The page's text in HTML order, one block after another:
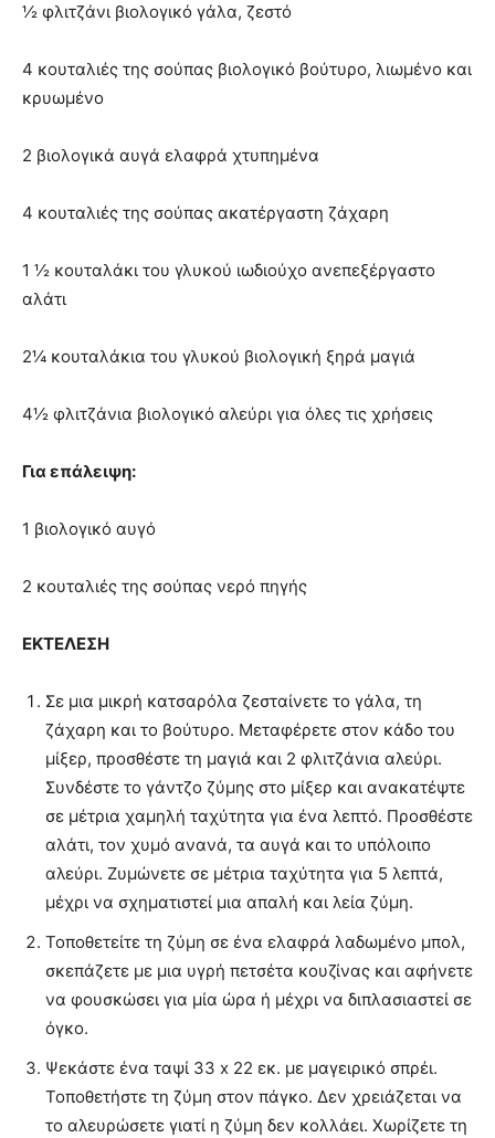
½ φλιτζάνι βιολογικό γάλα, ζεστό
4 κουταλιές της σούπας βιολογικό βούτυρο, λιωμένο και
κρυωμένο
2 βιολογικά αυγά ελαφρά χτυπημένα
4 κουταλιές της σούπας ακατέργαστη ζάχαρη
1 ½ κουταλάκι του γλυκού ιωδιούχο ανεπεξέργαστο
αλάτι
2¼ κουταλάκια του γλυκού βιολογική ξηρά μαγιά
4½ φλιτζάνια βιολογικό αλεύρι για όλες τις χρήσεις
Για επάλειψη:
1 βιολογικό αυγό
2 κουταλιές της σούπας νερό πηγής
ΕΚΤΕΛΕΣΗ
Σε μια μικρή κατσαρόλα ζεσταίνετε το γάλα, τη
ζάχαρη και το βούτυρο. Μεταφέρετε στον κάδο του
μίξερ, προσθέστε τη μαγιά και 2 φλιτζάνια αλεύρι.
Συνδέστε το γάντζο ζύμης στο μίξερ και ανακατέψτε
σε μέτρια χαμηλή ταχύτητα για ένα λεπτό. Προσθέστε
αλάτι, τον χυμό ανανά, τα αυγά και το υπόλοιπο
αλεύρι. Ζυμώνετε σε μέτρια ταχύτητα για 5 λεπτά,
μέχρι να σχηματιστεί μια απαλή και λεία ζύμη.
Τοποθετείτε τη ζύμη σε ένα ελαφρά λαδωμένο μπολ,
σκεπάζετε με μια υγρή πετσέτα κουζίνας και αφήνετε
να φουσκώσει για μία ώρα ή μέχρι να διπλασιαστεί σε
όγκο.
Ψεκάστε ένα ταψί 33 x 22 εκ. με μαγειρικό σπρέι.
Τοποθετήστε τη ζύμη στον πάγκο. Δεν χρειάζεται να
το αλευρώσετε γιατί η ζύμη δεν κολλάει. Χωρίζετε τη